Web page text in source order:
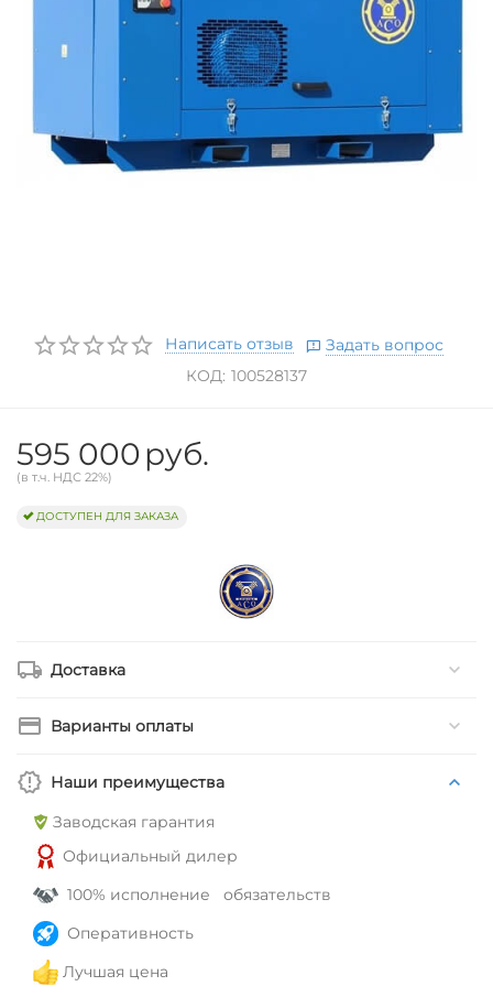
Написать отзыв
Задать вопрос
КОД: 100528137
595 000 руб.
(в т.ч. НДС 22%)
ДОСТУПЕН ДЛЯ ЗАКАЗА
Доставка
Варианты оплаты
Наши преимущества
Заводская гарантия
Официальный дилер
100% исполнение обязательств
Оперативность
Лучшая цена